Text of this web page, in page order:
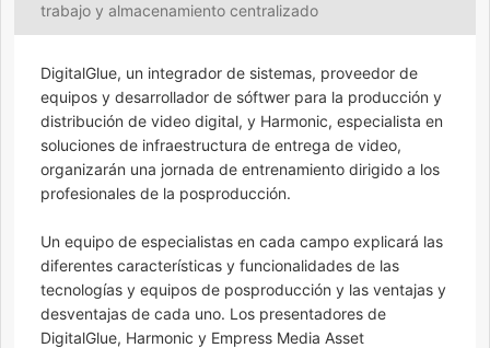
trabajo y almacenamiento centralizado
DigitalGlue, un integrador de sistemas, proveedor de
equipos y desarrollador de sóftwer para la producción y
distribución de video digital, y Harmonic, especialista en
soluciones de infraestructura de entrega de video,
organizarán una jornada de entrenamiento dirigido a los
profesionales de la posproducción.
Un equipo de especialistas en cada campo explicará las
diferentes características y funcionalidades de las
tecnologías y equipos de posproducción y las ventajas y
desventajas de cada uno. Los presentadores de
DigitalGlue, Harmonic y Empress Media Asset